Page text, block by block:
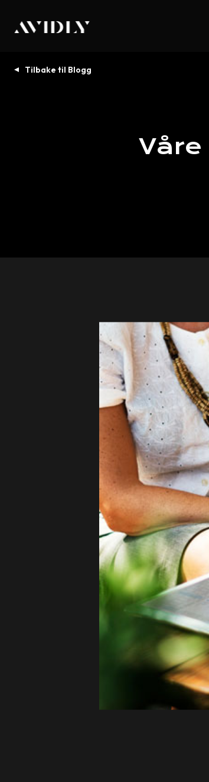
Tilbake til Blogg
Våre